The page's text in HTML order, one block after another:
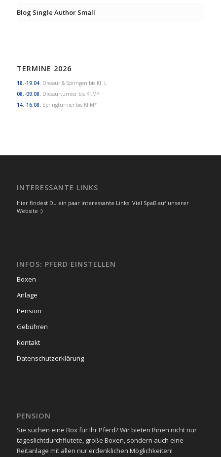
Blog Single Author Small
TERMINE 2026
18.-19.04. Dressur & Springen bis Kl. L
08.-09.08. Dressurturnier bis Kl.M*
14.-16.08. Springturnier bis Kl.M*
INTERESSANTE LINKS
Hier findest Du ein paar interessante Links! Viel Spaß auf unserer
Website :)
INFOS: PFERD EINSTELLEN
Boxen
Anlage
Pension
Gebühren
Kontakt
Datenschutzerklärung
PENSION
Sie suchen eine Box für Ihr Pferd? Wir bieten Ihnen nicht nur
tageslichtdurchflutete, große Boxen, sondern auch eine
Reitanlage mit allen nur erdenklichen Möglichkeiten!